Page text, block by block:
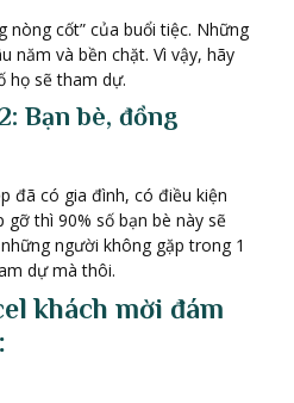
nòng cốt” của buổi tiệc. Những
năm và bền chặt. Vì vậy, hãy
họ sẽ tham dự.
Bạn bè, đồng
đã có gia đình, có điều kiện
gỡ thì 90% số bạn bè này sẽ
người không gặp trong 1
dự mà thôi.
khách mời đám